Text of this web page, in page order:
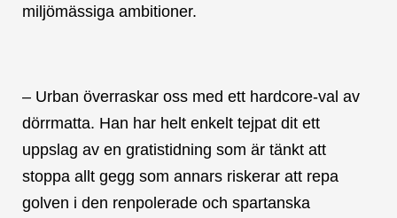
miljömässiga ambitioner.
– Urban överraskar oss med ett hardcore-val av
dörrmatta. Han har helt enkelt tejpat dit ett
uppslag av en gratistidning som är tänkt att
stoppa allt gegg som annars riskerar att repa
golven i den renpolerade och spartanska